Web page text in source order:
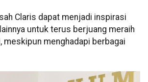
Claris dapat menjadi inspirasi
untuk terus berjuang meraih
meskipun menghadapi berbagai